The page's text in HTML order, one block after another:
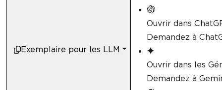
Exemplaire pour les LLM
Ouvrir dans
Demandez à
Ouvrir dans les
Demandez à